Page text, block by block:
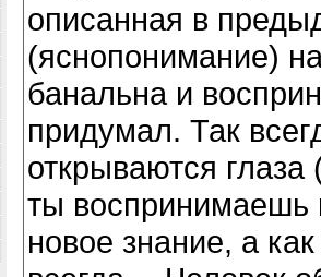
описанная в
(яснопонимание)
банальна и
придумал. Так
открываются
ты
новое знание, а